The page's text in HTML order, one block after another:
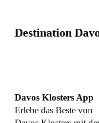
Destination
Davos Klosters App
Erlebe das Beste von